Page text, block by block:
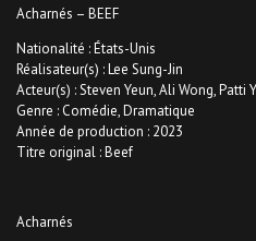
Acharnés – BEEF
Nationalité : États-Unis
Réalisateur(s) : Lee Sung-Jin
Acteur(s) : Steven Yeun, Ali Wong, Patti
Genre : Comédie, Dramatique
Année de production : 2023
Titre original : Beef
Acharnés